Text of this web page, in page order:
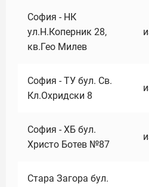
София - НК
ул.Н.Коперник 28,
кв.Гео Милев
София - ТУ бул. Св.
Кл.Охридски 8
София - ХБ бул.
Христо Ботев №87
Стара Загора бул.